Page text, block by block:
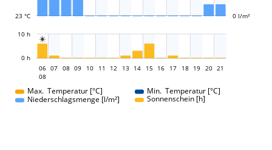
23 °C 0 l/m²

0 h
10 h
06
06
08
07 08 09 10 11 12 13 14 15 16 17 18 19 20 21
Max. Temperatur [°C]
Min. Temperatur [°C]
Niederschlagsmenge [l/m²]
Sonnenschein [h]